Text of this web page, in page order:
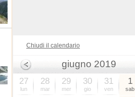
Chiudi il calendario
giugno 2019
27
lun
28
mar
29
mer
30
gio
31
ven
1
sab